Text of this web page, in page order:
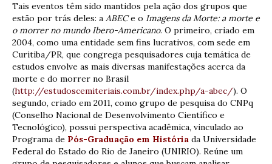
Tais eventos têm sido mantidos pela ação dos grupos que
estão por trás deles: a ABECe o Imagens da Morte: a morte e
o morrer no mundo Ibero-Americano. O primeiro, criado em
2004, como uma entidade sem fins lucrativos, com sede em
Curitiba/PR, que congrega pesquisadores cuja temática de
estudos envolve as mais diversas manifestações acerca da
morte e do morrer no Brasil
(http://estudoscemiteriais.com.br/index.php/a-abec/). O
segundo, criado em 2011, como grupo de pesquisa do CNPq
(Conselho Nacional de Desenvolvimento Científico e
Tecnológico), possui perspectiva acadêmica, vinculado ao
Programa de Pós-Graduação em História da Universidade
Federal do Estado do Rio de Janeiro (UNIRIO). Reúne um